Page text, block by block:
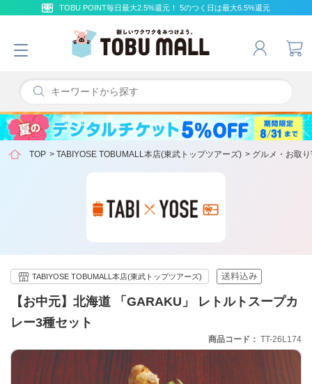
TOBU POINT毎日最大2.5%還元！ 5のつく日は最大6.5%還元
TOP > TABIYOSE TOBUMALL本店(東武トップツアーズ) > グルメ・お取
【お中元】北海道 「GARAKU」 レトルトスープカ
レー3種セット
TABIYOSE TOBUMALL本店(東武トップツアーズ)
商品コード TT-26L174